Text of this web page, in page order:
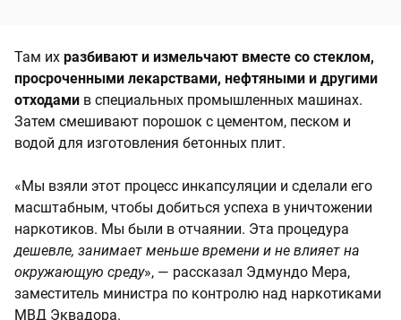
Там их разбивают и измельчают вместе со стеклом,
просроченными лекарствами, нефтяными и другими
отходами в специальных промышленных машинах.
Затем смешивают порошок с цементом, песком и
водой для изготовления бетонных плит.
«Мы взяли этот процесс инкапсуляции и сделали его
масштабным, чтобы добиться успеха в уничтожении
наркотиков. Мы были в отчаянии. Эта процедура
дешевле, занимает меньше времени и не влияет на
окружающую среду», — рассказал Эдмундо Мера,
заместитель министра по контролю над наркотиками
МВД Эквадора.